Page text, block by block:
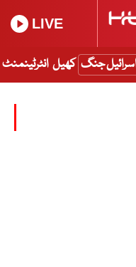
LIVE
اسرائیل جنگ کھیل انٹرٹینمنٹ